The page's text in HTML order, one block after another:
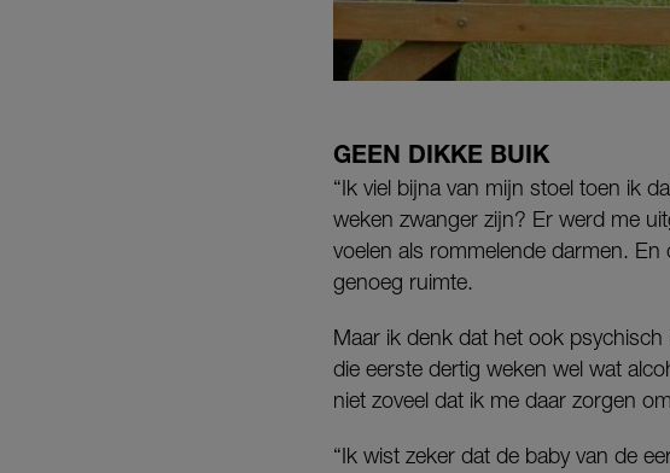
GEEN DIKKE BUIK
“Ik viel bijna van mijn stoel toen ik
weken zwanger zijn? Er werd me
voelen als rommelende darmen.
genoeg ruimte.
Maar ik denk dat het ook
die eerste dertig weken wel wat
niet zoveel dat ik me daar zorgen
“Ik wist zeker dat de baby van de